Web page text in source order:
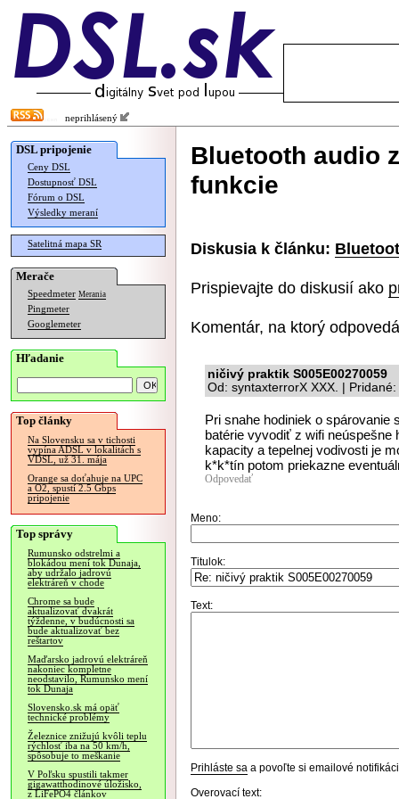
neprihlásený
DSL pripojenie
Ceny DSL
Dostupnosť DSL
Fórum o DSL
Výsledky meraní
Satelitná mapa SR
Merače
Speedmeter Merania
Pingmeter
Googlemeter
Hľadanie
Top články
Na Slovensku sa v tichosti
vypína ADSL v lokalitách s
VDSL, už 31. mája
Orange sa doťahuje na UPC
a O2, spustí 2.5 Gbps
pripojenie
Top správy
Rumunsko odstrelmi a
blokádou mení tok Dunaja,
aby udržalo jadrovú
elektráreň v chode
Chrome sa bude
aktualizovať dvakrát
týždenne, v budúcnosti sa
bude aktualizovať bez
reštartov
Maďarsko jadrovú elektráreň
nakoniec kompletne
neodstavilo, Rumunsko mení
tok Dunaja
Slovensko.sk má opäť
technické problémy
Železnice znižujú kvôli teplu
rýchlosť iba na 50 km/h,
spôsobuje to meškanie
V Poľsku spustili takmer
gigawatthodinové úložisko,
z LiFePO4 článkov
Bluetooth audio
funkcie
Diskusia k článku:
Prispievajte do diskusií ako
Komentár, na ktorý
ničivý praktik S005E00270059
Od: syntaxterrorX XXX. |
Pri snahe hodiniek o
batérie vyvodiť z wifi neúspešne
kapacity a tepelnej vodivosti je
k*k*tín potom priekazne
Odpovedať
Meno:
Titulok:
Text:
Prihláste sa a povoľte si emailové
Overovací text: